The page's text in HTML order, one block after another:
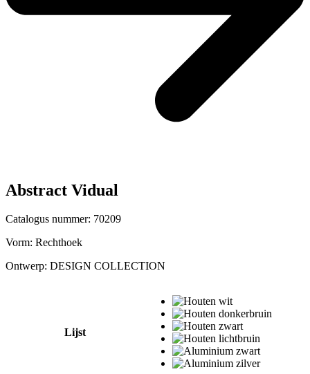
Abstract Vidual
Catalogus nummer: 70209
Vorm: Rechthoek
Ontwerp: DESIGN COLLECTION
Lijst